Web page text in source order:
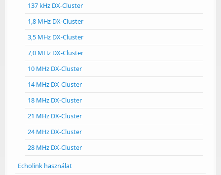
137 kHz DX-Cluster
1,8 MHz DX-Cluster
3,5 MHz DX-Cluster
7,0 MHz DX-Cluster
10 MHz DX-Cluster
14 MHz DX-Cluster
18 MHz DX-Cluster
21 MHz DX-Cluster
24 MHz DX-Cluster
28 MHz DX-Cluster
Echolink használat